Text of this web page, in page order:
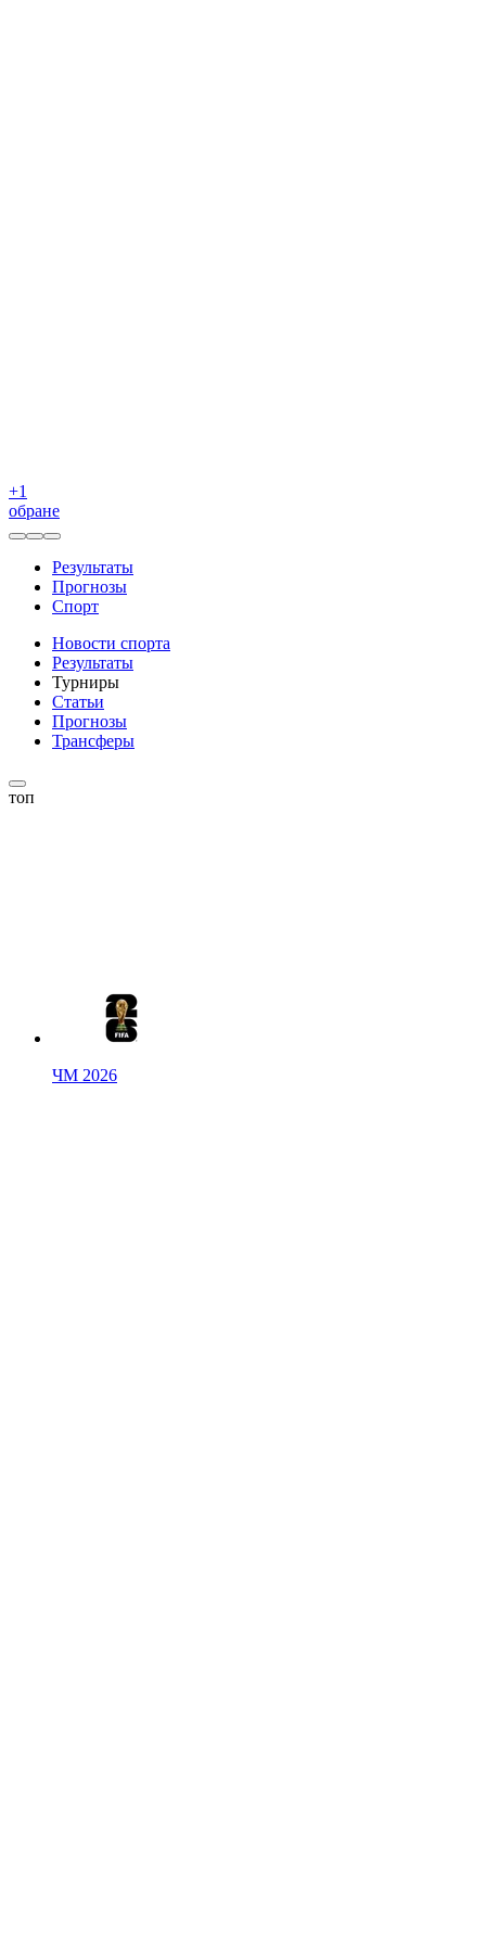
+1
обране
Результаты
Прогнозы
Спорт
Новости спорта
Результаты
Турниры
Статьи
Прогнозы
Трансферы
топ
ЧМ 2026